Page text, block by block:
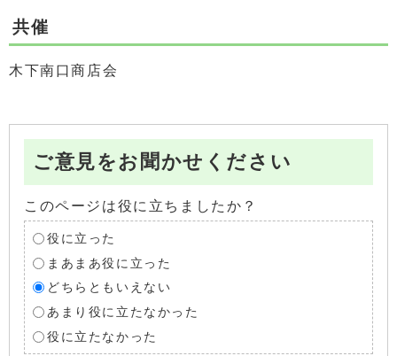
共催
木下南口商店会
ご意見をお聞かせください
このページは役に立ちましたか？
役に立った
まあまあ役に立った
どちらともいえない
あまり役に立たなかった
役に立たなかった